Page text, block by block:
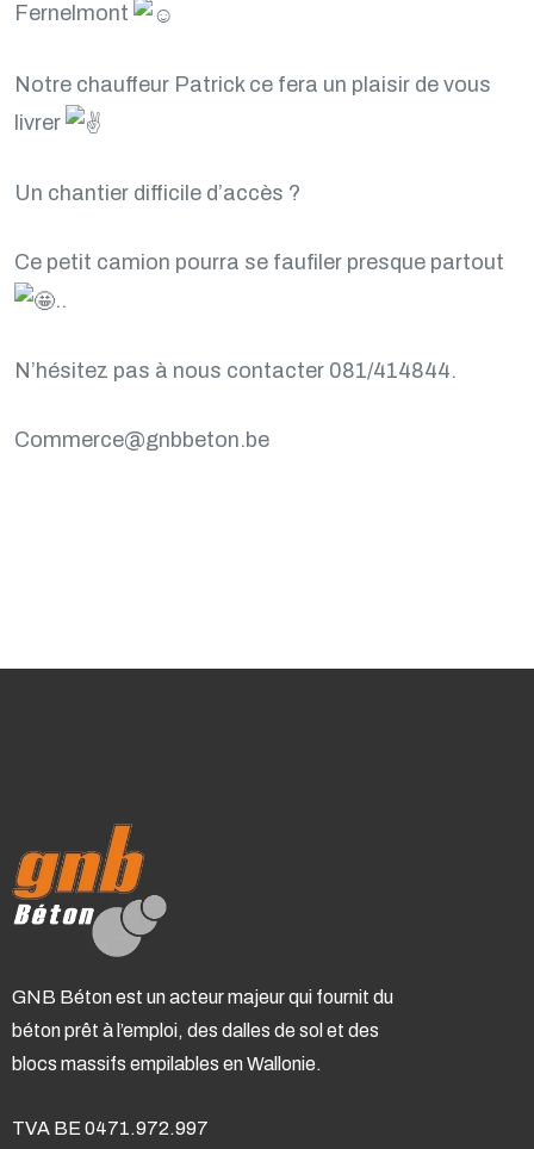
Fernelmont
Notre chauffeur Patrick ce fera un plaisir de vous
livrer
Un chantier difficile d’accès ?
Ce petit camion pourra se faufiler presque partout
..
N’hésitez pas à nous contacter 081/414844.
Commerce@gnbbeton.be
GNB Béton est un acteur majeur qui fournit du
béton prêt à l’emploi, des dalles de sol et des
blocs massifs empilables en Wallonie.
TVA BE 0471.972.997